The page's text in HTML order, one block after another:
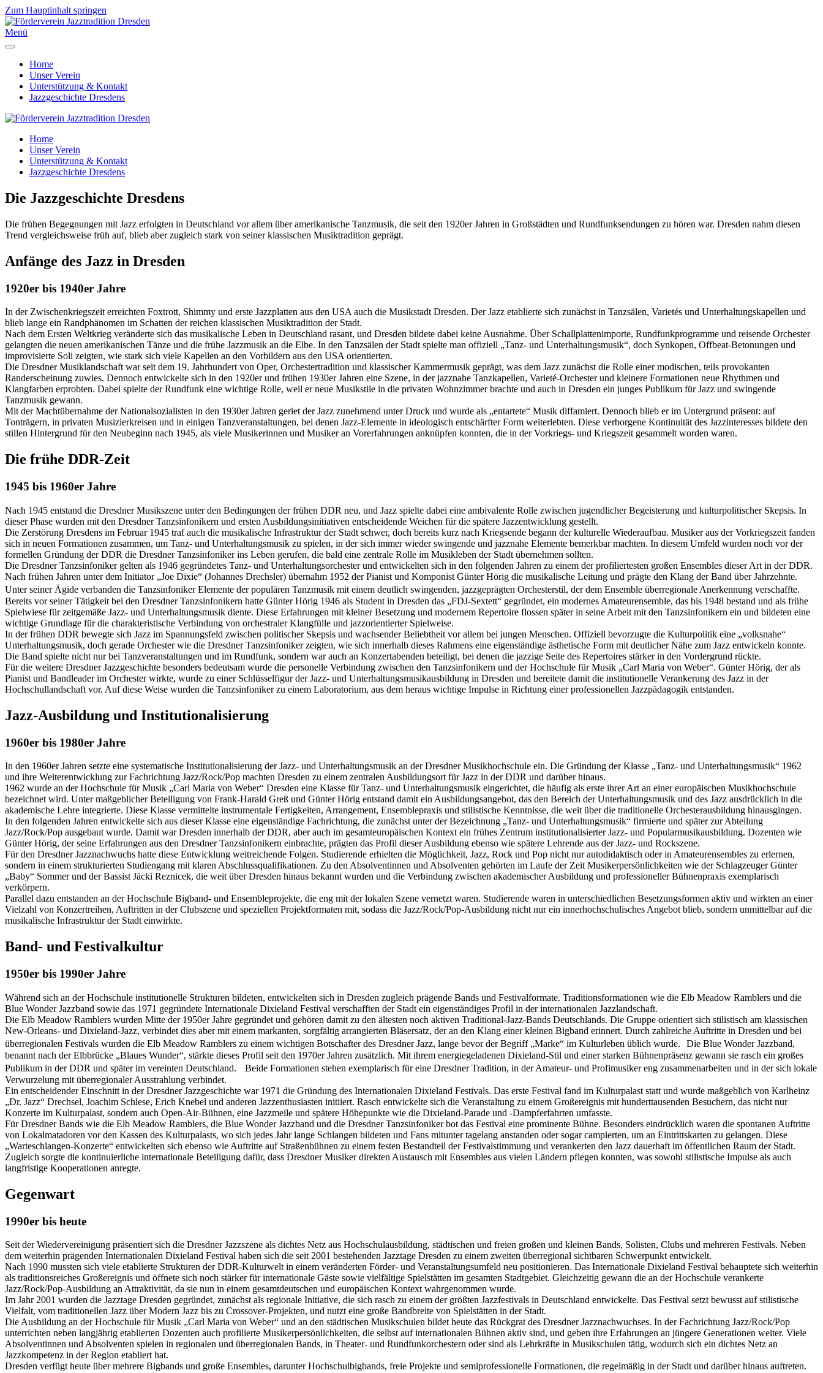
Zum Hauptinhalt springen
Menü
Home
Unser Verein
Unterstützung & Kontakt
Jazzgeschichte Dresdens
Home
Unser Verein
Unterstützung & Kontakt
Jazzgeschichte Dresdens
Die Jazzgeschichte Dresdens
Die frühen Begegnungen mit Jazz erfolgten in Deutschland vor allem über amerikanische Tanzmusik, die seit den 1920er Jahren in Großstädten und Rundfunksendungen zu hören war. Dresden nahm diesen
Trend vergleichsweise früh auf, blieb aber zugleich stark von seiner klassischen Musiktradition geprägt.
Anfänge des Jazz in Dresden
1920er bis 1940er Jahre
In der Zwischenkriegszeit erreichten Foxtrott, Shimmy und erste Jazzplatten aus den USA auch die Musikstadt Dresden. Der Jazz etablierte sich zunächst in Tanzsälen, Varietés und Unterhaltungskapellen und
blieb lange ein Randphänomen im Schatten der reichen klassischen Musiktradition der Stadt.
Nach dem Ersten Weltkrieg veränderte sich das musikalische Leben in Deutschland rasant, und Dresden bildete dabei keine Ausnahme. Über Schallplattenimporte, Rundfunkprogramme und reisende Orchester
gelangten die neuen amerikanischen Tänze und die frühe Jazzmusik an die Elbe. In den Tanzsälen der Stadt spielte man offiziell „Tanz- und Unterhaltungsmusik“, doch Synkopen, Offbeat-Betonungen und
improvisierte Soli zeigten, wie stark sich viele Kapellen an den Vorbildern aus den USA orientierten.
Die Dresdner Musiklandschaft war seit dem 19. Jahrhundert von Oper, Orchestertradition und klassischer Kammermusik geprägt, was dem Jazz zunächst die Rolle einer modischen, teils provokanten
Randerscheinung zuwies. Dennoch entwickelte sich in den 1920er und frühen 1930er Jahren eine Szene, in der jazznahe Tanzkapellen, Varieté-Orchester und kleinere Formationen neue Rhythmen und
Klangfarben erprobten. Dabei spielte der Rundfunk eine wichtige Rolle, weil er neue Musikstile in die privaten Wohnzimmer brachte und auch in Dresden ein junges Publikum für Jazz und swingende
Tanzmusik gewann.
Mit der Machtübernahme der Nationalsozialisten in den 1930er Jahren geriet der Jazz zunehmend unter Druck und wurde als „entartete“ Musik diffamiert. Dennoch blieb er im Untergrund präsent: auf
Tonträgern, in privaten Musizierkreisen und in einigen Tanzveranstaltungen, bei denen Jazz-Elemente in ideologisch entschärfter Form weiterlebten. Diese verborgene Kontinuität des Jazzinteresses bildete den
stillen Hintergrund für den Neubeginn nach 1945, als viele Musikerinnen und Musiker an Vorerfahrungen anknüpfen konnten, die in der Vorkriegs- und Kriegszeit gesammelt worden waren.
Die frühe DDR-Zeit
1945 bis 1960er Jahre
Nach 1945 entstand die Dresdner Musikszene unter den Bedingungen der frühen DDR neu, und Jazz spielte dabei eine ambivalente Rolle zwischen jugendlicher Begeisterung und kulturpolitischer Skepsis. In
dieser Phase wurden mit den Dresdner Tanzsinfonikern und ersten Ausbildungsinitiativen entscheidende Weichen für die spätere Jazzentwicklung gestellt.
Die Zerstörung Dresdens im Februar 1945 traf auch die musikalische Infrastruktur der Stadt schwer, doch bereits kurz nach Kriegsende begann der kulturelle Wiederaufbau. Musiker aus der Vorkriegszeit fanden
sich in neuen Formationen zusammen, um Tanz- und Unterhaltungsmusik zu spielen, in der sich immer wieder swingende und jazznahe Elemente bemerkbar machten. In diesem Umfeld wurden noch vor der
formellen Gründung der DDR die Dresdner Tanzsinfoniker ins Leben gerufen, die bald eine zentrale Rolle im Musikleben der Stadt übernehmen sollten.
Die Dresdner Tanzsinfoniker gelten als 1946 gegründetes Tanz- und Unterhaltungsorchester und entwickelten sich in den folgenden Jahren zu einem der profiliertesten großen Ensembles dieser Art in der DDR.
Nach frühen Jahren unter dem Initiator „Joe Dixie“ (Johannes Drechsler) übernahm 1952 der Pianist und Komponist Günter Hörig die musikalische Leitung und prägte den Klang der Band über Jahrzehnte.
Unter seiner Ägide verbanden die Tanzsinfoniker Elemente der populären Tanzmusik mit einem deutlich swingenden, jazzgeprägten Orchesterstil, der dem Ensemble überregionale Anerkennung verschaffte.
Bereits vor seiner Tätigkeit bei den Dresdner Tanzsinfonikern hatte Günter Hörig 1946 als Student in Dresden das „FDJ‑Sextett“ gegründet, ein modernes Amateurensemble, das bis 1948 bestand und als frühe
Spielwiese für zeitgemäße Jazz‑ und Unterhaltungsmusik diente. Diese Erfahrungen mit kleiner Besetzung und modernem Repertoire flossen später in seine Arbeit mit den Tanzsinfonikern ein und bildeten eine
wichtige Grundlage für die charakteristische Verbindung von orchestraler Klangfülle und jazzorientierter Spielweise.
In der frühen DDR bewegte sich Jazz im Spannungsfeld zwischen politischer Skepsis und wachsender Beliebtheit vor allem bei jungen Menschen. Offiziell bevorzugte die Kulturpolitik eine „volksnahe“
Unterhaltungsmusik, doch gerade Orchester wie die Dresdner Tanzsinfoniker zeigten, wie sich innerhalb dieses Rahmens eine eigenständige ästhetische Form mit deutlicher Nähe zum Jazz entwickeln konnte.
Die Band spielte nicht nur bei Tanzveranstaltungen und im Rundfunk, sondern war auch an Konzertabenden beteiligt, bei denen die jazzige Seite des Repertoires stärker in den Vordergrund rückte.
Für die weitere Dresdner Jazzgeschichte besonders bedeutsam wurde die personelle Verbindung zwischen den Tanzsinfonikern und der Hochschule für Musik „Carl Maria von Weber“. Günter Hörig, der als
Pianist und Bandleader im Orchester wirkte, wurde zu einer Schlüsselfigur der Jazz- und Unterhaltungsmusikausbildung in Dresden und bereitete damit die institutionelle Verankerung des Jazz in der
Hochschullandschaft vor. Auf diese Weise wurden die Tanzsinfoniker zu einem Laboratorium, aus dem heraus wichtige Impulse in Richtung einer professionellen Jazzpädagogik entstanden.
Jazz-Ausbildung und Institutionalisierung
1960er bis 1980er Jahre
In den 1960er Jahren setzte eine systematische Institutionalisierung der Jazz- und Unterhaltungsmusik an der Dresdner Musikhochschule ein. Die Gründung der Klasse „Tanz- und Unterhaltungsmusik“ 1962
und ihre Weiterentwicklung zur Fachrichtung Jazz/Rock/Pop machten Dresden zu einem zentralen Ausbildungsort für Jazz in der DDR und darüber hinaus.
1962 wurde an der Hochschule für Musik „Carl Maria von Weber“ Dresden eine Klasse für Tanz- und Unterhaltungsmusik eingerichtet, die häufig als erste ihrer Art an einer europäischen Musikhochschule
bezeichnet wird. Unter maßgeblicher Beteiligung von Frank‑Harald Greß und Günter Hörig entstand damit ein Ausbildungsangebot, das den Bereich der Unterhaltungsmusik und des Jazz ausdrücklich in die
akademische Lehre integrierte. Diese Klasse vermittelte instrumentale Fertigkeiten, Arrangement, Ensemblepraxis und stilistische Kenntnisse, die weit über die traditionelle Orchesterausbildung hinausgingen.
In den folgenden Jahren entwickelte sich aus dieser Klasse eine eigenständige Fachrichtung, die zunächst unter der Bezeichnung „Tanz- und Unterhaltungsmusik“ firmierte und später zur Abteilung
Jazz/Rock/Pop ausgebaut wurde. Damit war Dresden innerhalb der DDR, aber auch im gesamteuropäischen Kontext ein frühes Zentrum institutionalisierter Jazz- und Popularmusikausbildung. Dozenten wie
Günter Hörig, der seine Erfahrungen aus den Dresdner Tanzsinfonikern einbrachte, prägten das Profil dieser Ausbildung ebenso wie spätere Lehrende aus der Jazz- und Rockszene.
Für den Dresdner Jazznachwuchs hatte diese Entwicklung weitreichende Folgen. Studierende erhielten die Möglichkeit, Jazz, Rock und Pop nicht nur autodidaktisch oder in Amateurensembles zu erlernen,
sondern in einem strukturierten Studiengang mit klaren Abschlussqualifikationen. Zu den Absolventinnen und Absolventen gehörten im Laufe der Zeit Musikerpersönlichkeiten wie der Schlagzeuger Günter
„Baby“ Sommer und der Bassist Jäcki Reznicek, die weit über Dresden hinaus bekannt wurden und die Verbindung zwischen akademischer Ausbildung und professioneller Bühnenpraxis exemplarisch
verkörpern.
Parallel dazu entstanden an der Hochschule Bigband- und Ensembleprojekte, die eng mit der lokalen Szene vernetzt waren. Studierende waren in unterschiedlichen Besetzungsformen aktiv und wirkten an einer
Vielzahl von Konzertreihen, Auftritten in der Clubszene und speziellen Projektformaten mit, sodass die Jazz/Rock/Pop-Ausbildung nicht nur ein innerhochschulisches Angebot blieb, sondern unmittelbar auf die
musikalische Infrastruktur der Stadt einwirkte.
Band- und Festivalkultur
1950er bis 1990er Jahre
Während sich an der Hochschule institutionelle Strukturen bildeten, entwickelten sich in Dresden zugleich prägende Bands und Festivalformate. Traditionsformationen wie die Elb Meadow Ramblers und die
Blue Wonder Jazzband sowie das 1971 gegründete Internationale Dixieland Festival verschafften der Stadt ein eigenständiges Profil in der internationalen Jazzlandschaft.
Die Elb Meadow Ramblers wurden Mitte der 1950er Jahre gegründet und gehören damit zu den ältesten noch aktiven Traditional-Jazz-Bands Deutschlands. Die Gruppe orientiert sich stilistisch am klassischen
New-Orleans- und Dixieland-Jazz, verbindet dies aber mit einem markanten, sorgfältig arrangierten Bläsersatz, der an den Klang einer kleinen Bigband erinnert. Durch zahlreiche Auftritte in Dresden und bei
überregionalen Festivals wurden die Elb Meadow Ramblers zu einem wichtigen Botschafter des Dresdner Jazz, lange bevor der Begriff „Marke“ im Kulturleben üblich wurde. Die Blue Wonder Jazzband,
benannt nach der Elbbrücke „Blaues Wunder“, stärkte dieses Profil seit den 1970er Jahren zusätzlich. Mit ihrem energiegeladenen Dixieland-Stil und einer starken Bühnenpräsenz gewann sie rasch ein großes
Publikum in der DDR und später im vereinten Deutschland. Beide Formationen stehen exemplarisch für eine Dresdner Tradition, in der Amateur- und Profimusiker eng zusammenarbeiten und in der sich lokale
Verwurzelung mit überregionaler Ausstrahlung verbindet.
Ein entscheidender Einschnitt in der Dresdner Jazzgeschichte war 1971 die Gründung des Internationalen Dixieland Festivals. Das erste Festival fand im Kulturpalast statt und wurde maßgeblich von Karlheinz
„Dr. Jazz“ Drechsel, Joachim Schlese, Erich Knebel und anderen Jazzenthusiasten initiiert. Rasch entwickelte sich die Veranstaltung zu einem Großereignis mit hunderttausenden Besuchern, das nicht nur
Konzerte im Kulturpalast, sondern auch Open-Air-Bühnen, eine Jazzmeile und spätere Höhepunkte wie die Dixieland-Parade und -Dampferfahrten umfasste.
Für Dresdner Bands wie die Elb Meadow Ramblers, die Blue Wonder Jazzband und die Dresdner Tanzsinfoniker bot das Festival eine prominente Bühne. Besonders eindrücklich waren die spontanen Auftritte
von Lokalmatadoren vor den Kassen des Kulturpalasts, wo sich jedes Jahr lange Schlangen bildeten und Fans mitunter tagelang anstanden oder sogar campierten, um an Eintrittskarten zu gelangen. Diese
„Warteschlangen‑Konzerte“ entwickelten sich ebenso wie Auftritte auf Straßenbühnen zu einem festen Bestandteil der Festivalstimmung und verankerten den Jazz dauerhaft im öffentlichen Raum der Stadt.
Zugleich sorgte die kontinuierliche internationale Beteiligung dafür, dass Dresdner Musiker direkten Austausch mit Ensembles aus vielen Ländern pflegen konnten, was sowohl stilistische Impulse als auch
langfristige Kooperationen anregte.
Gegenwart
1990er bis heute
Seit der Wiedervereinigung präsentiert sich die Dresdner Jazzszene als dichtes Netz aus Hochschulausbildung, städtischen und freien großen und kleinen Bands, Solisten, Clubs und mehreren Festivals. Neben
dem weiterhin prägenden Internationalen Dixieland Festival haben sich die seit 2001 bestehenden Jazztage Dresden zu einem zweiten überregional sichtbaren Schwerpunkt entwickelt.
Nach 1990 mussten sich viele etablierte Strukturen der DDR-Kulturwelt in einem veränderten Förder- und Veranstaltungsumfeld neu positionieren. Das Internationale Dixieland Festival behauptete sich weiterhin
als traditionsreiches Großereignis und öffnete sich noch stärker für internationale Gäste sowie vielfältige Spielstätten im gesamten Stadtgebiet. Gleichzeitig gewann die an der Hochschule verankerte
Jazz/Rock/Pop-Ausbildung an Attraktivität, da sie nun in einem gesamtdeutschen und europäischen Kontext wahrgenommen wurde.
Im Jahr 2001 wurden die Jazztage Dresden gegründet, zunächst als regionale Initiative, die sich rasch zu einem der größten Jazzfestivals in Deutschland entwickelte. Das Festival setzt bewusst auf stilistische
Vielfalt, vom traditionellen Jazz über Modern Jazz bis zu Crossover-Projekten, und nutzt eine große Bandbreite von Spielstätten in der Stadt.
Die Ausbildung an der Hochschule für Musik „Carl Maria von Weber“ und an den städtischen Musikschulen bildet heute das Rückgrat des Dresdner Jazznachwuchses. In der Fachrichtung Jazz/Rock/Pop
unterrichten neben langjährig etablierten Dozenten auch profilierte Musikerpersönlichkeiten, die selbst auf internationalen Bühnen aktiv sind, und geben ihre Erfahrungen an jüngere Generationen weiter. Viele
Absolventinnen und Absolventen spielen in regionalen und überregionalen Bands, in Theater- und Rundfunkorchestern oder sind als Lehrkräfte in Musikschulen tätig, wodurch sich ein dichtes Netz an
Jazzkompetenz in der Region etabliert hat.
Dresden verfügt heute über mehrere Bigbands und große Ensembles, darunter Hochschulbigbands, freie Projekte und semiprofessionelle Formationen, die regelmäßig in der Stadt und darüber hinaus auftreten.